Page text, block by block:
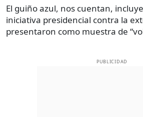
El guiño azul, nos cuentan,
iniciativa presidencial contra la
presentaron como muestra de
PUBLICIDAD